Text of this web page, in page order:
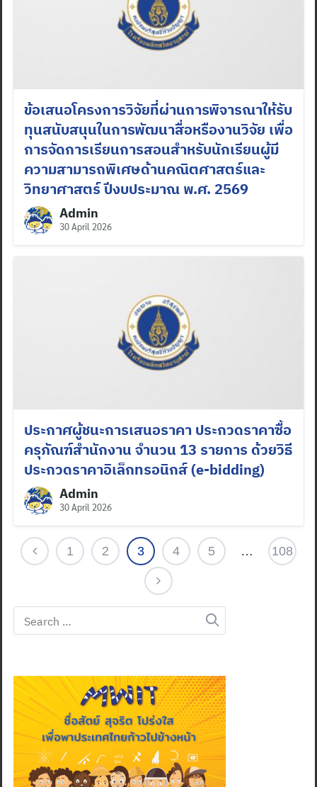
Search
ข้อเสนอโครงการวิจัยที่ผ่านการพิจารณาให้รับ
ทุนสนับสนุนในการพัฒนาสื่อหรืองานวิจัย เพื่อ
การจัดการเรียนการสอนสำหรับนักเรียนผู้มี
ความสามารถพิเศษด้านคณิตศาสตร์และ
วิทยาศาสตร์ ปีงบประมาณ พ.ศ. 2569
Admin
30 April 2026
ประกาศผู้ชนะการเสนอราคา ประกวดราคาซื้อ
ครุภัณฑ์สำนักงาน จำนวน 13 รายการ ด้วยวิธี
ประกวดราคาอิเล็กทรอนิกส์ (e-bidding)
Admin
30 April 2026
1 2 3 4 5 … 108
Search
for: